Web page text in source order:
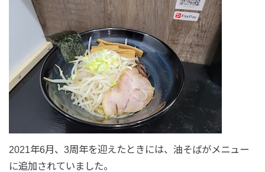
2021年6月、3周年を迎えたときには、油そばがメニュー
に追加されていました。